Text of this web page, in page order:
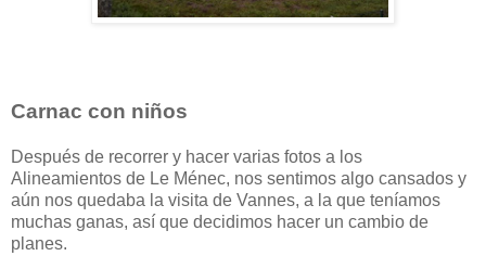
Carnac con niños
Después de recorrer y hacer varias fotos a los
Alineamientos de Le Ménec, nos sentimos algo cansados y
aún nos quedaba la visita de Vannes, a la que teníamos
muchas ganas, así que decidimos hacer un cambio de
planes.